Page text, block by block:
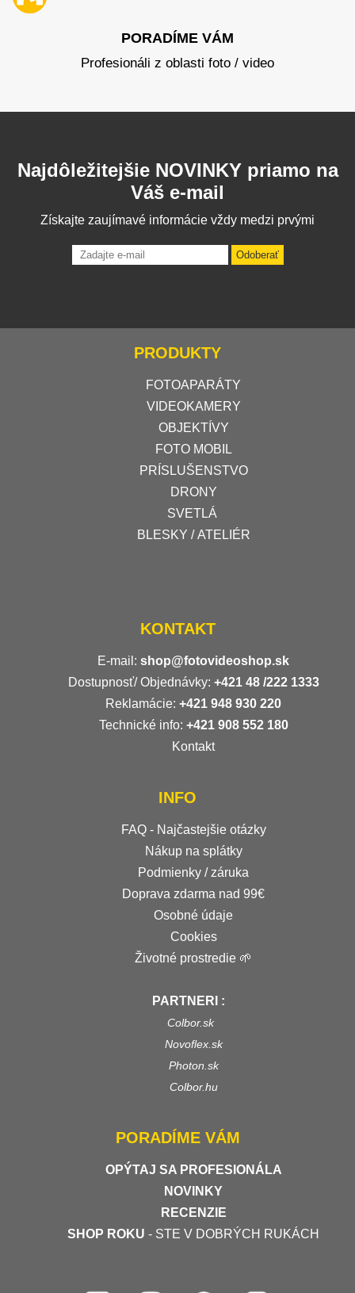
PORADÍME VÁM
Profesionáli z oblasti foto / video
Najdôležitejšie NOVINKY priamo na
Váš e-mail
Získajte zaujímavé informácie vždy medzi prvými
Odoberať
PRODUKTY
FOTOAPARÁTY
VIDEOKAMERY
OBJEKTÍVY
FOTO MOBIL
PRÍSLUŠENSTVO
DRONY
SVETLÁ
BLESKY / ATELIÉR
KONTAKT
E-mail: shop@fotovideoshop.sk
Dostupnosť/ Objednávky: +421 48 /222 1333
Reklamácie: +421 948 930 220
Technické info: +421 908 552 180
Kontakt
INFO
FAQ - Najčastejšie otázky
Nákup na splátky
Podmienky / záruka
Doprava zdarma nad 99€
Osobné údaje
Cookies
Životné prostredie 🌱
PARTNERI :
Colbor.sk
Novoflex.sk
Photon.sk
Colbor.hu
PORADÍME VÁM
OPÝTAJ SA PROFESIONÁLA
NOVINKY
RECENZIE
SHOP ROKU - STE V DOBRÝCH RUKÁCH